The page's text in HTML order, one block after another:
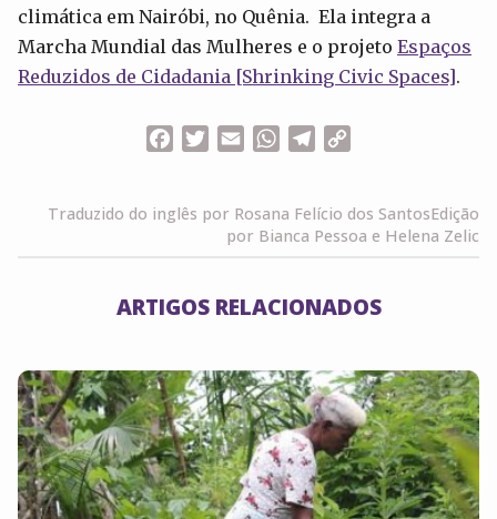
climática em Nairóbi, no Quênia. Ela integra a
Marcha Mundial das Mulheres e o projeto Espaços
Reduzidos de Cidadania [Shrinking Civic Spaces].
FacebookTwitterEmailWhatsApp
Telegram
Traduzido do inglês por Rosana Felício dos SantosEdição
por Bianca Pessoa e Helena Zelic
ARTIGOS RELACIONADOS